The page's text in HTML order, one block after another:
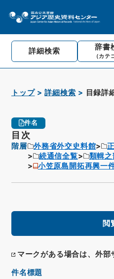
詳細検索 辞書
（カテ
トップ 詳細検索 目録詳
件名
目次
階層 外務省外交史料館
続通信全覧
類輯之
小笠原島開拓再興
閲
マークがある場合は、外部
件名標題